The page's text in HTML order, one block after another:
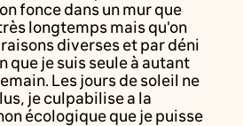
fonce dans un mur que
longtemps mais qu'on
diverses et par déni
que je suis seule à autant
Les jours de soleil ne
je culpabilise a la
écologique que je puisse